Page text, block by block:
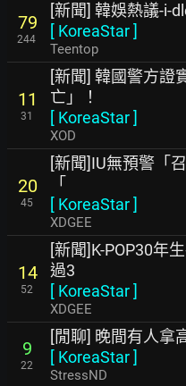
79
244
[新聞] 韓娛熱議-i-
[ KoreaStar]
Teentop
11
31
[新聞] 韓國警方證
亡」！
[ KoreaStar]
XOD
20
45
[新聞]IU無預警「
「
[ KoreaStar]
XDGEE
14
52
[新聞]K-POP30年
過3
[ KoreaStar]
XDGEE
9
22
[閒聊] 晚間有人拿
[ KoreaStar]
StressND